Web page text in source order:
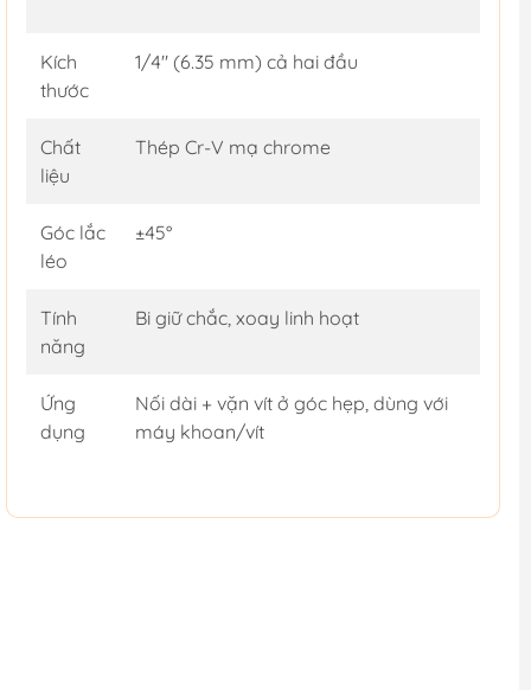
Kích
thước
1/4" (6.35 mm) cả hai đầu
Chất
liệu
Thép Cr-V mạ chrome
Góc lắc
léo
±45°
Tính
năng
Bi giữ chắc, xoay linh hoạt
Ứng
dụng
Nối dài + vặn vít ở góc hẹp, dùng với
máy khoan/vít